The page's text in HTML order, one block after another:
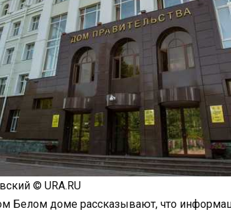
© URA.RU
Белом доме рассказывают, что